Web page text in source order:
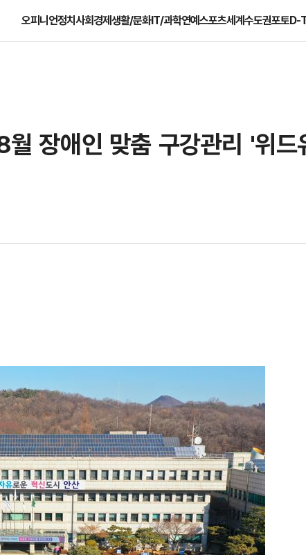
오피니언정치사회경제생활/문화IT/과학연예스포츠세계수도권포토D-
장애인 맞춤 구강관리 '위드